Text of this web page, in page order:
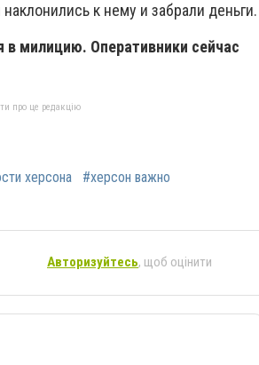
к нему и забрали деньги.
в милицию. Оперативники сейчас
про це редакцію
херсона
#херсон важно
Авторизуйтесь, щоб оцінити